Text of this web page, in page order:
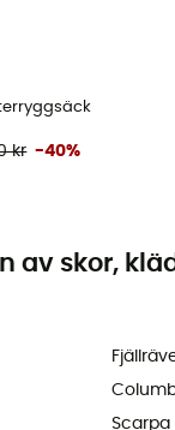
kr -40%
av skor,
Scarpa